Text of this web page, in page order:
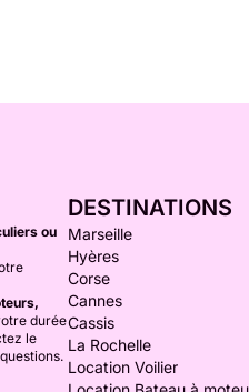
ou
durée
le
DESTINATIONS
Marseille
Hyères
Corse
Cannes
Cassis
La Rochelle
Location Voilier